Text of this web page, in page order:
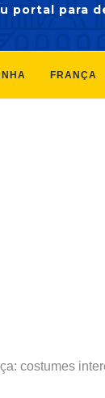
portal para
FRANÇA
costumes